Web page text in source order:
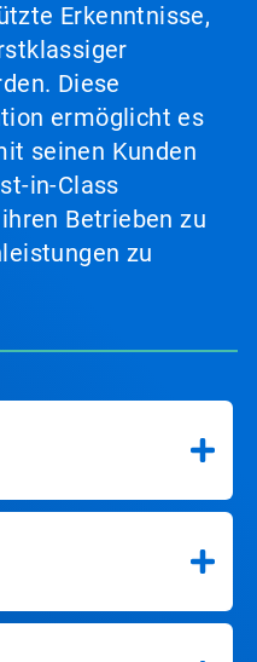
Erkenntnisse,
Diese
ermöglicht es
seinen Kunden
in-Class
Betrieben zu
zu